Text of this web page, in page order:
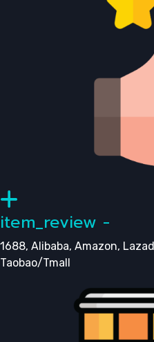
item_review -
1688, Alibaba, Amazon,
Taobao/Tmall